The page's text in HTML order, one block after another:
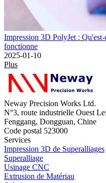
Impression 3D PolyJet : Qu'est-
fonctionne
2025-01-10
Plus
Neway Precision Works Ltd.
N°3, route industrielle Ouest
Fenggang, Dongguan, Chine
Code postal 523000
Services
Impression 3D de Superalliages
Superalliage
Usinage CNC
Extrusion de Matériau